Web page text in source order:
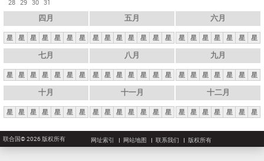
28 29 30 31
四月
星 星 星 星 星 星 星
五月
星 星 星 星 星 星 星
六月
星 星 星 星 星 星 星
七月
星 星 星 星 星 星 星
八月
星 星 星 星 星 星 星
九月
星 星 星 星 星 星 星
十月
星 星 星 星 星 星 星
十一月
星 星 星 星 星 星 星
十二月
星 星 星 星 星 星 星
联合国© 2026 版权所有 网址索引 网站地图 联系我们 版权所有